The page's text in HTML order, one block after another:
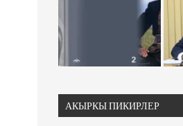
АКЫРКЫ ПИКИРЛЕР